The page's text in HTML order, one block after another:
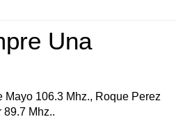
Una
106.3 Mhz., Roque Perez
89.7 Mhz..